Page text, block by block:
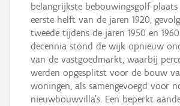
belangrijkste bebouwingsgolf
eerste helft van de jaren 1920,
tweede tijdens de jaren 1950 en
decennia stond de wijk opnieuw
van de vastgoedmarkt, waarbij
werden opgesplitst voor de bouw
woningen, als samengevoegd voor
nieuwbouwvilla's. Een beperkt